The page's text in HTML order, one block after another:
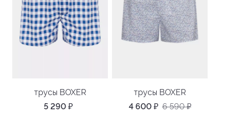
трусы BOXER
5 290 ₽
трусы BOXER
4 600 ₽ 6 590₽